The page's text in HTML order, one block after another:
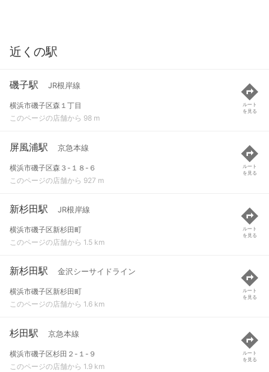
近くの駅
磯子駅 JR根岸線
横浜市磯子区森１丁目
このページの店舗から 98 m
ルート
を見る
屏風浦駅 京急本線
横浜市磯子区森３-１８-６
このページの店舗から 927 m
ルート
を見る
新杉田駅 JR根岸線
横浜市磯子区新杉田町
このページの店舗から 1.5 km
ルート
を見る
新杉田駅 金沢シーサイドライン
横浜市磯子区新杉田町
このページの店舗から 1.6 km
ルート
を見る
杉田駅 京急本線
横浜市磯子区杉田２-１-９
このページの店舗から 1.9 km
ルート
を見る